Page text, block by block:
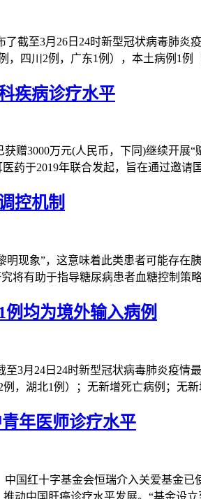
截至3月26日24时新型冠状病毒肺
，四川2例，广东1例），本土病例1例
疾病诊疗水平
赠3000万元(人民币，下同)继续开
药于2019年联合发起，旨在通过邀请
控机制
现象”，这意味着此类患者可能存
将有助于指导糖尿病患者血糖控制策
例均为境外输入病例
3月24日24时新型冠状病毒肺炎疫
，湖北1例）；无新增死亡病例；无
年医师诊疗水平
国红十字基金会恒瑞介入关爱基金
动中国肝癌诊疗水平发展。“基金设